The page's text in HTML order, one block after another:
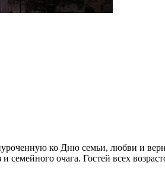
ко Дню семьи, любви и
очага. Гостей всех